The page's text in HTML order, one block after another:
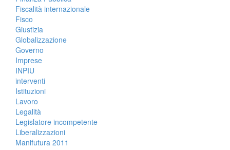
Fiscalità internazionale
Fisco
Giustizia
Globalizzazione
Governo
Imprese
INPIU
interventi
Istituzioni
Lavoro
Legalità
Legislatore incompetente
Liberalizzazioni
Manifutura 2011